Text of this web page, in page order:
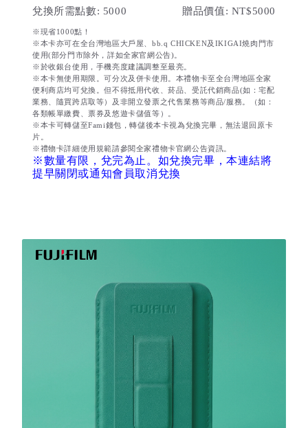
兌換所需點數: 5000 贈品價值: NT$5000
※現省1000點！
※本卡亦可在全台灣地區大戶屋、bb.q CHICKEN及IKIGAI燒肉門市
使用(部分門市除外，詳如全家官網公告)。
※於收銀台使用，手機亮度建議調整至最亮。
※本卡無使用期限。可分次及併卡使用。本禮物卡至全台灣地區全家
便利商店均可兌換。但不得抵用代收、菸品、受託代銷商品(如：宅配
業務、隨買跨店取等）及非開立發票之代售業務等商品/服務。（如：
各類帳單繳費、票券及悠遊卡儲值等）。
※本卡可轉儲至Fami錢包，轉儲後本卡視為兌換完畢，無法退回原卡
片。
※禮物卡詳細使用規範請參閱全家禮物卡官網公告資訊。
※數量有限，兌完為止。如兌換完畢，本連結將
提早關閉或通知會員取消兌換